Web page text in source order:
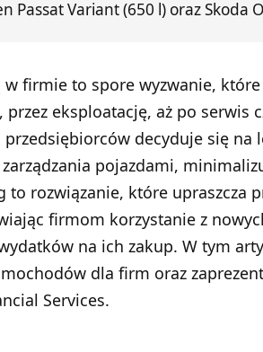
Passat Variant (650 l) oraz Skoda
firmie to spore wyzwanie, które
eksploatację, aż po serwis
decyduje się na
pojazdami,
to rozwiązanie, które upraszcza
firmom korzystanie z
na ich zakup. W tym
dla firm oraz
Services.